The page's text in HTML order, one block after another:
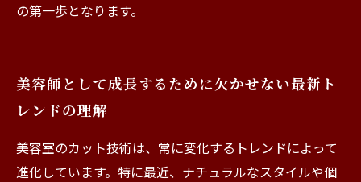
の第一歩となります。
美容師として成長するために欠かせない最新ト
レンドの理解
美容室のカット技術は、常に変化するトレンドによって
進化しています。特に最近、ナチュラルなスタイルや個